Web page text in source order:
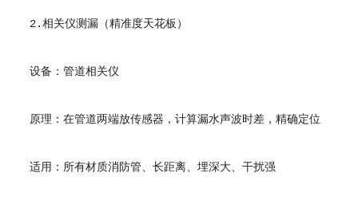
2.相关仪测漏（精准度天花板）
设备：管道相关仪
原理：在管道两端放传感器，计算漏水声波时差，精确定位
适用：所有材质消防管、长距离、埋深大、干扰强